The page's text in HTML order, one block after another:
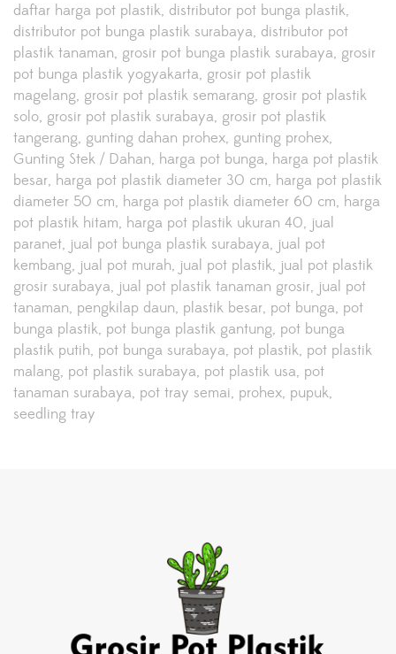
daftar harga pot plastik distributor pot bunga plastik
distributor pot bunga plastik surabaya distributor pot
plastik tanaman grosir pot bunga plastik surabaya grosir
pot bunga plastik yogyakarta grosir pot plastik
magelang grosir pot plastik semarang grosir pot plastik
solo grosir pot plastik surabaya grosir pot plastik
tangerang gunting dahan prohex gunting prohex
Gunting Stek / Dahan harga pot bunga harga pot plastik
besar harga pot plastik diameter 30 cm harga pot plastik
diameter 50 cm harga pot plastik diameter 60 cm harga
pot plastik hitam harga pot plastik ukuran 40 jual
paranet jual pot bunga plastik surabaya jual pot
kembang jual pot murah jual pot plastik jual pot plastik
grosir surabaya jual pot plastik tanaman grosir jual pot
tanaman pengkilap daun plastik besar pot bunga pot
bunga plastik pot bunga plastik gantung pot bunga
plastik putih pot bunga surabaya pot plastik pot plastik
malang pot plastik surabaya pot plastik usa pot
tanaman surabaya pot tray semai prohex pupuk
seedling tray